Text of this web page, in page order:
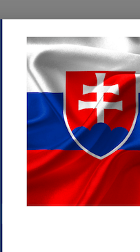
Nevíte si
+420
(Po-Pá, 8-
odsavače topná tělesa
trouby
BOSCH